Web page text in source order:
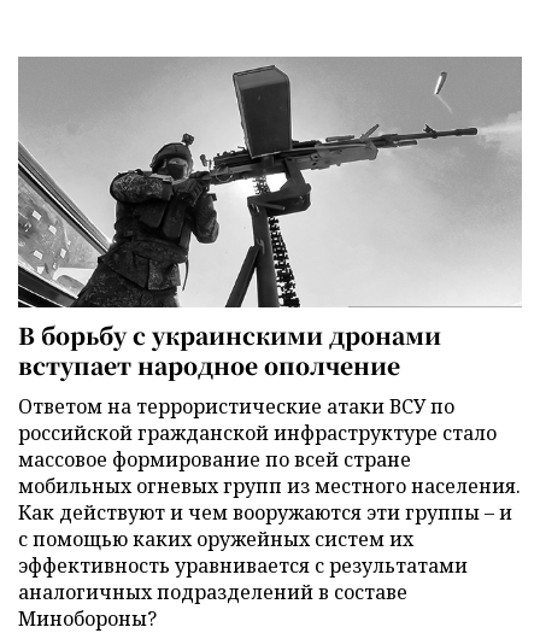
В борьбу с украинскими дронами
вступает народное ополчение
Ответом на террористические атаки ВСУ по
российской гражданской инфраструктуре стало
массовое формирование по всей стране
мобильных огневых групп из местного населения.
Как действуют и чем вооружаются эти группы – и
с помощью каких оружейных систем их
эффективность уравнивается с результатами
аналогичных подразделений в составе
Минобороны?